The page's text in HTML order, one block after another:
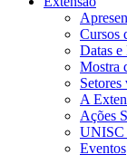
Cursos
Datas
Mostra
A
Ações
UNISC
Eventos